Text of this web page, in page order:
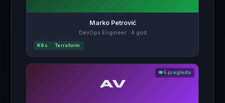
Marko Petrović
DevOps Engineer · 4 god
K8s Terraform
AV
👁 5 pregleda